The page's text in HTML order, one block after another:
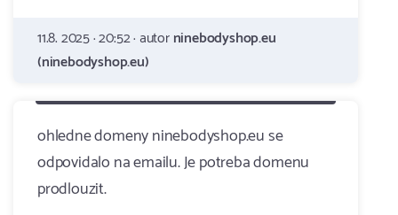
11.8. 2025 · 20:52 · autorninebodyshop.eu
(ninebodyshop.eu)
ohledne domeny ninebodyshop.eu se
odpovidalo na emailu. Je potreba domenu
prodlouzit.